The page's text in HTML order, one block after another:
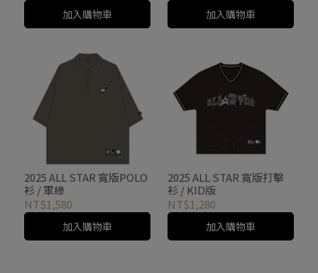
加入購物車 加入購物車
2025 ALL STAR 寬版POLO
衫 / 軍綠
NT$1,580
加入購物車
2025 ALL STAR 寬版打擊
衫 / KID版
NT$1,280
加入購物車